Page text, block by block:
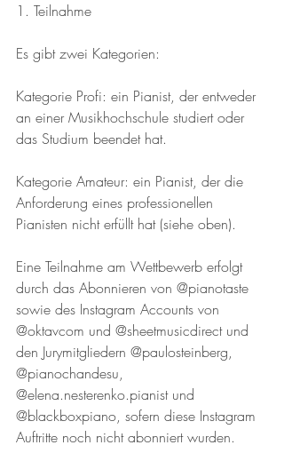
1. Teilnahme
Es gibt zwei Kategorien:
Kategorie Profi: ein Pianist, der entweder
an einer Musikhochschule studiert oder
das Studium beendet hat.
Kategorie Amateur: ein Pianist, der die
Anforderung eines professionellen
Pianisten nicht erfüllt hat (siehe oben).
Eine Teilnahme am Wettbewerb erfolgt
durch das Abonnieren von @pianotaste
sowie des Instagram Accounts von
@oktavcom und @sheetmusicdirect und
den Jurymitgliedern @paulosteinberg,
@pianochandesu,
@elena.nesterenko.pianist und
@blackboxpiano, sofern diese Instagram
Auftritte noch nicht abonniert wurden.